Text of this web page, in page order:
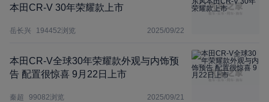
本田CR-V 30年荣耀款上市
岳长兴 194452浏览 2025/09/22
本田CR-V全球30年荣耀款外观与内饰预
告 配置很惊喜 9月22日上市
秦超 99082浏览 2025/09/21